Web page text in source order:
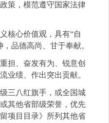
策，模范遵守国家法律
核心价值观，具有“自
品德高尚、甘于奉献。
担、奋发有为、锐意创
业绩、作出突出贡献。
三八红旗手，或全国城
其他省部级荣誉，优先
项目目录》所列其他省